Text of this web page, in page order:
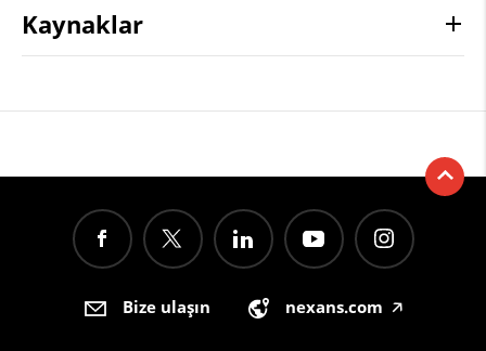
Kaynaklar
Bize ulaşın nexans.com 🡥